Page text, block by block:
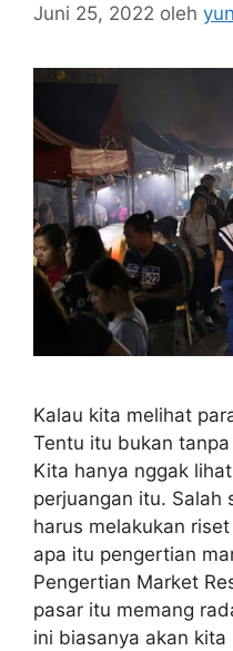
Juni 25, 2022 oleh
Kalau kita melihat
Tentu itu bukan
Kita hanya nggak
perjuangan itu. Salah
harus melakukan
apa itu pengertian
Pengertian Market
pasar itu memang
ini biasanya akan